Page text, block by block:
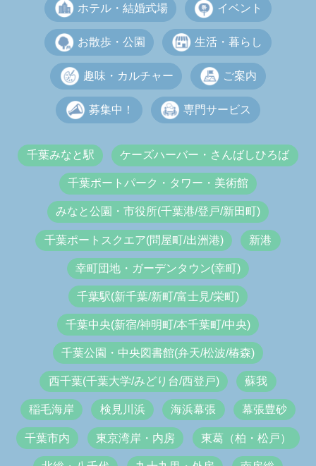
ホテル・結婚式場 イベント
お散歩・公園 生活・暮らし
趣味・カルチャー ご案内
募集中！ 専門サービス
千葉みなと駅 ケーズハーバー・さんばしひろば
千葉ポートパーク・タワー・美術館
みなと公園・市役所(千葉港/登戸/新田町)
千葉ポートスクエア(問屋町/出洲港) 新港
幸町団地・ガーデンタウン(幸町)
千葉駅(新千葉/新町/富士見/栄町)
千葉中央(新宿/神明町/本千葉町/中央)
千葉公園・中央図書館(弁天/松波/椿森)
西千葉(千葉大学/みどり台/西登戸) 蘇我
稲毛海岸 検見川浜 海浜幕張 幕張豊砂
千葉市内 東京湾岸・内房 東葛（柏・松戸）